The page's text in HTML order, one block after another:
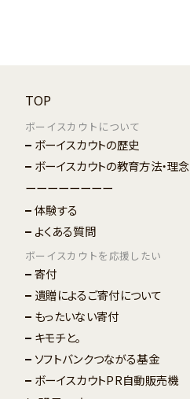
TOP
ボーイスカウトについて
ボーイスカウトの歴史
ボーイスカウトの教育方法・理念
ーーーーーーーー
体験する
よくある質問
ボーイスカウトを応援したい
寄付
遺贈によるご寄付について
もったいない寄付
キモチと。
ソフトバンクつながる基金
ボーイスカウトPR自動販売機